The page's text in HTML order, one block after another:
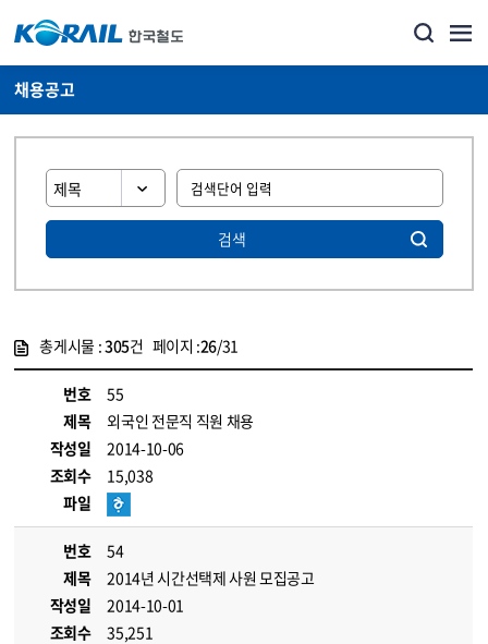
채용공고
검색
총게시물 :305건 페이지 :26/31
번호
55
제목
외국인 전문직 직원 채용
작성일
2014-10-06
조회수
15,038
파일
번호
54
제목
2014년 시간선택제 사원 모집공고
작성일
2014-10-01
조회수
35,251